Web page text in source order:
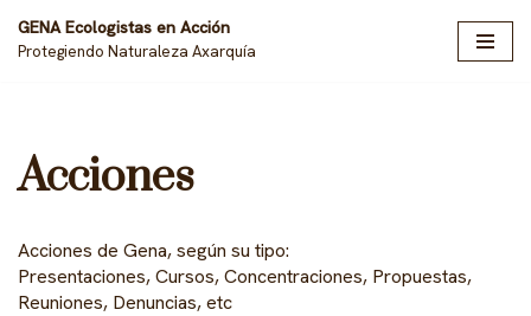
Saltar
GENA Ecologistas en Acción
Protegiendo Naturaleza Axarquía
Acciones
Acciones de Gena, según su tipo:
Presentaciones, Cursos, Concentraciones, Propuestas,
Reuniones, Denuncias, etc